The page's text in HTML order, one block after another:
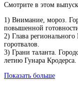
Смотрите в этом
1) Внимание, мороз.
повышенной
2) Глава
горотвалов.
3) Грани таланта.
летию Гунара Кродерса.
Показать больше